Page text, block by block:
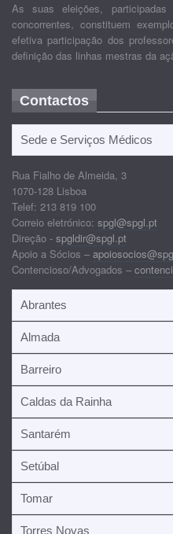
As suas eleições,
concorrentes, constituem
efetiva participação dos
definição das linhas mestras da
Contactos
Sede e Serviços Médicos
Rua Fialho de Almeida, 3
1070-128 Lisboa
Telef: 213 819 100
Correio eletrónico: spgl@spgl.pt
Direção - spgldir@spgl.pt
Apoio a Sócios –
Contencioso/Advogados –
Abrantes
Almada
Barreiro
Caldas da Rainha
Santarém
Setúbal
Tomar
Torres Novas